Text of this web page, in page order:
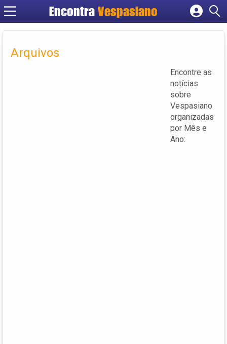
Encontra Vespasiano
Cadastrar empresa
Arquivos
Encontre as
notícias
sobre
Vespasiano
organizadas
por Mês e
Ano: